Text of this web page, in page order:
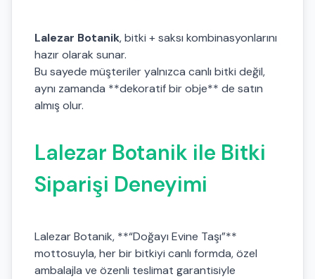
Lalezar Botanik, bitki + saksı kombinasyonlarını
hazır olarak sunar.
Bu sayede müşteriler yalnızca canlı bitki değil,
aynı zamanda **dekoratif bir obje** de satın
almış olur.
Lalezar Botanik ile Bitki
Siparişi Deneyimi
Lalezar Botanik, **“Doğayı Evine Taşı”**
mottosuyla, her bir bitkiyi canlı formda, özel
ambalajla ve özenli teslimat garantisiyle